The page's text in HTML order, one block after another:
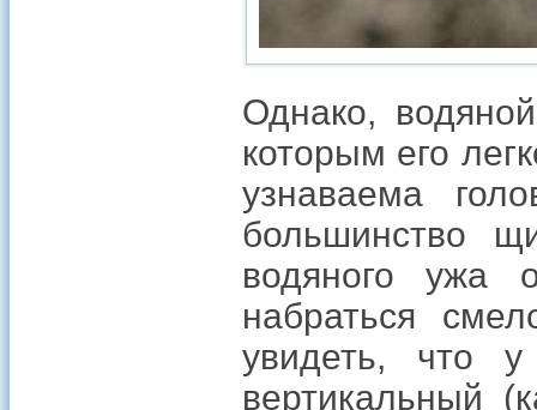
Однако,
которым его
узнаваема
большинство
водяного ужа
набраться
увидеть, что
вертикальный